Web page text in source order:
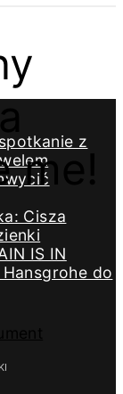
z
Cisza
IS IN
do